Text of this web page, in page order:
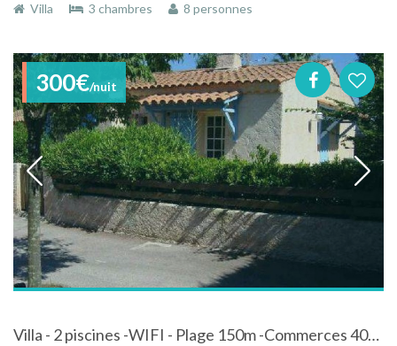
Villa
3 chambres 8 personnes
300€/nuit
Villa - 2 piscines -WIFI - Plage 150m -Commerces 400m- Sainte-Maxime dans le Var